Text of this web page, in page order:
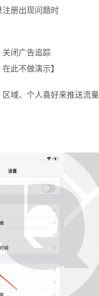
册出现问题时
闭广告追踪
此不做演示】
域、个人喜好来推送流量